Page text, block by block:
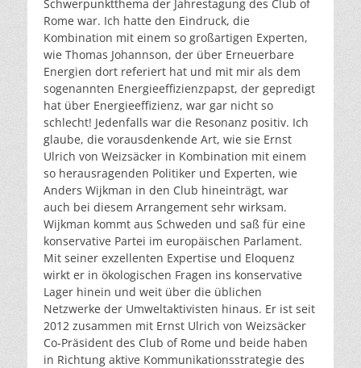
Schwerpunktthema der Jahrestagung des Club of
Rome war. Ich hatte den Eindruck, die
Kombination mit einem so großartigen Experten,
wie Thomas Johannson, der über Erneuerbare
Energien dort referiert hat und mit mir als dem
sogenannten Energieeffizienzpapst, der gepredigt
hat über Energieeffizienz, war gar nicht so
schlecht! Jedenfalls war die Resonanz positiv. Ich
glaube, die vorausdenkende Art, wie sie Ernst
Ulrich von Weizsäcker in Kombination mit einem
so herausragenden Politiker und Experten, wie
Anders Wijkman in den Club hineinträgt, war
auch bei diesem Arrangement sehr wirksam.
Wijkman kommt aus Schweden und saß für eine
konservative Partei im europäischen Parlament.
Mit seiner exzellenten Expertise und Eloquenz
wirkt er in ökologischen Fragen ins konservative
Lager hinein und weit über die üblichen
Netzwerke der Umweltaktivisten hinaus. Er ist seit
2012 zusammen mit Ernst Ulrich von Weizsäcker
Co-Präsident des Club of Rome und beide haben
in Richtung aktive Kommunikationsstrategie des